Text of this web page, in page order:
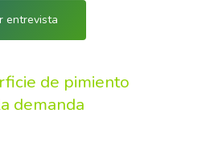
entrevista
de pimiento
demanda